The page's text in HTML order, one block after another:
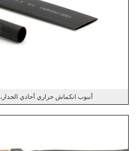
أنبوب انكماش حراري أحادي الجدار، RSFR-HCB(H)